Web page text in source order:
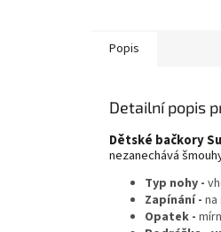
Popis
Detailní popis
Dětské bačkory
nezanechává
Typ nohy -
Zapínání - na
Opatek -